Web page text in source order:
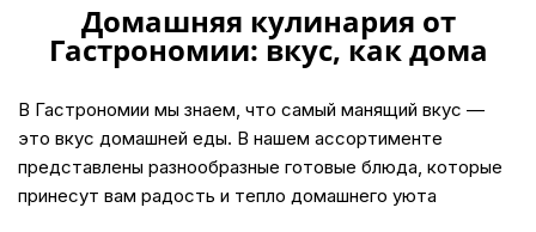
Домашняя кулинария от
Гастрономии: вкус, как дома
В Гастрономии мы знаем, что самый манящий вкус —
это вкус домашней еды. В нашем ассортименте
представлены разнообразные готовые блюда, которые
принесут вам радость и тепло домашнего уюта